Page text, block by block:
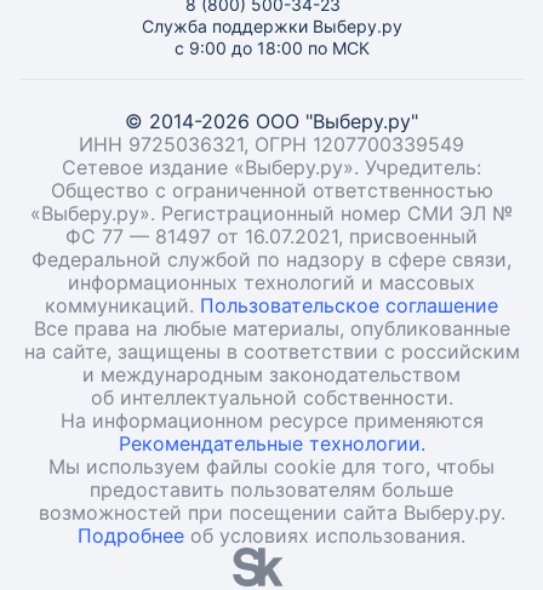
8 (800) 500-34-23
Служба поддержки Выберу.ру
с 9:00 до 18:00 по МСК
© 2014-2026 ООО "Выберу.ру"
ИНН 9725036321, ОГРН 1207700339549
Сетевое издание «Выберу.ру». Учредитель:
Общество с ограниченной ответственностью
«Выберу.ру». Регистрационный номер СМИ ЭЛ №
ФС 77 — 81497 от 16.07.2021, присвоенный
Федеральной службой по надзору в сфере связи,
информационных технологий и массовых
коммуникаций. Пользовательское соглашение
Все права на любые материалы, опубликованные
на сайте, защищены в соответствии с российским
и международным законодательством
об интеллектуальной собственности.
На информационном ресурсе применяются
Рекомендательные технологии.
Мы используем файлы cookie для того, чтобы
предоставить пользователям больше
возможностей при посещении сайта Выберу.ру.
Подробнее об условиях использования.